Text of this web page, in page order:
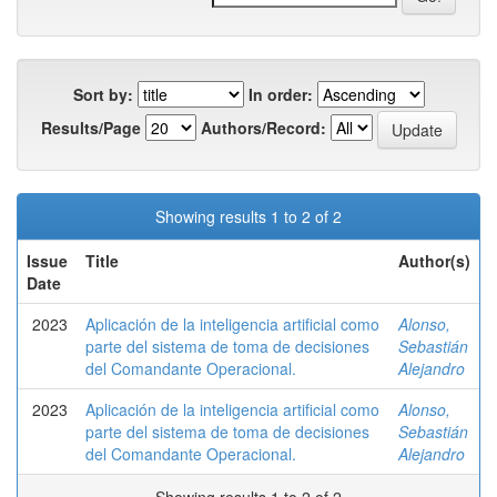
Sort by:
In order:
Results/Page
Authors/Record:
Showing results 1 to 2 of 2
Issue
Date
Title Author(s)
2023
Aplicación de la inteligencia artificial como
parte del sistema de toma de decisiones
del Comandante Operacional.
Alonso,
Sebastián
Alejandro
2023
Aplicación de la inteligencia artificial como
parte del sistema de toma de decisiones
del Comandante Operacional.
Alonso,
Sebastián
Alejandro